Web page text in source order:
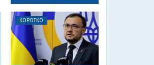
КОРОТКО